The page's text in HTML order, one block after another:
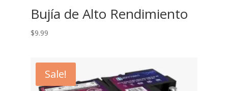
Bujía de Alto Rendimiento
$9.99
Sale!